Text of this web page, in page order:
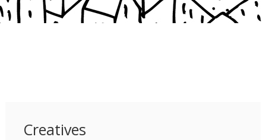
Creatives